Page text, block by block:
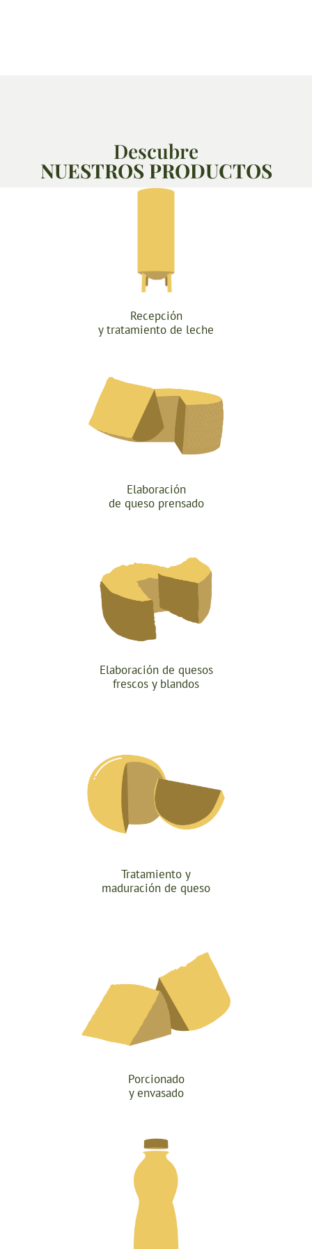
Descubre
NUESTROS PRODUCTOS
Recepción
y tratamiento de leche
Elaboración
de queso prensado
Elaboración de quesos
frescos y blandos
Tratamiento y
maduración de queso
Porcionado
y envasado